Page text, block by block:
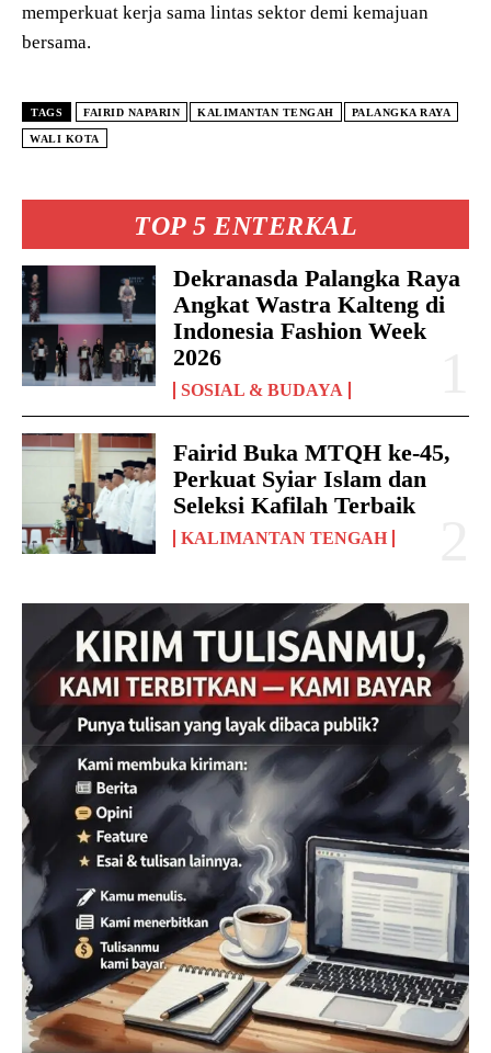
TOP 5 ENTERKAL
Dekranasda Palangka Raya
Angkat Wastra Kalteng di
Indonesia Fashion Week
2026
SOSIAL & BUDAYA
Fairid Buka MTQH ke-45,
Perkuat Syiar Islam dan
Seleksi Kafilah Terbaik
KALIMANTAN TENGAH
memperkuat kerja sama lintas sektor demi kemajuan
bersama.
TAGS FAIRID NAPARIN KALIMANTAN TENGAH PALANGKA RAYA
WALI KOTA